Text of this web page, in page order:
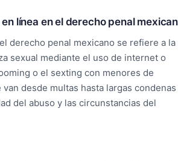
línea en el derecho penal
derecho penal mexicano se refiere a la
sexual mediante el uso de internet o
o el sexting con menores de
desde multas hasta largas condenas
del abuso y las circunstancias del